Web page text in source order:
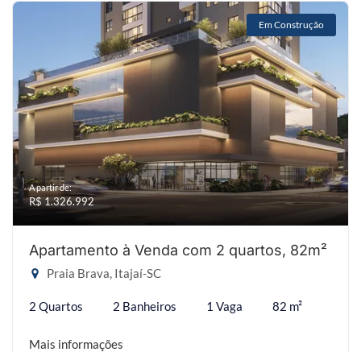
Em Construção
A partir de:
R$ 1.326.992
Apartamento à Venda com 2 quartos, 82m²
Praia Brava, Itajaí-SC
2 Quartos 2 Banheiros 1 Vaga 82 m²
Mais informações